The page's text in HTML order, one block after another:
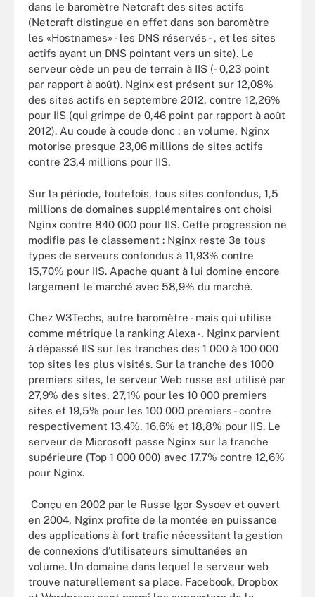
dans le baromètre Netcraft des sites actifs
(Netcraft distingue en effet dans son baromètre
les «Hostnames» - les DNS réservés - , et les sites
actifs ayant un DNS pointant vers un site). Le
serveur cède un peu de terrain à IIS (- 0,23 point
par rapport à août). Nginx est présent sur 12,08%
des sites actifs en septembre 2012, contre 12,26%
pour IIS (qui grimpe de 0,46 point par rapport à août
2012). Au coude à coude donc : en volume, Nginx
motorise presque 23,06 millions de sites actifs
contre 23,4 millions pour IIS.
Sur la période, toutefois, tous sites confondus, 1,5
millions de domaines supplémentaires ont choisi
Nginx contre 840 000 pour IIS. Cette progression ne
modifie pas le classement : Nginx reste 3e tous
types de serveurs confondus à 11,93% contre
15,70% pour IIS. Apache quant à lui domine encore
largement le marché avec 58,9% du marché.
Chez W3Techs, autre baromètre - mais qui utilise
comme métrique la ranking Alexa -, Nginx parvient
à dépassé IIS sur les tranches des 1 000 à 100 000
top sites les plus visités. Sur la tranche des 1000
premiers sites, le serveur Web russe est utilisé par
27,9% des sites, 27,1% pour les 10 000 premiers
sites et 19,5% pour les 100 000 premiers - contre
respectivement 13,4%, 16,6% et 18,8% pour IIS. Le
serveur de Microsoft passe Nginx sur la tranche
supérieure (Top 1 000 000) avec 17,7% contre 12,6%
pour Nginx.
Conçu en 2002 par le Russe Igor Sysoev et ouvert
en 2004, Nginx profite de la montée en puissance
des applications à fort trafic nécessitant la gestion
de connexions d’utilisateurs simultanées en
volume. Un domaine dans lequel le serveur web
trouve naturellement sa place. Facebook, Dropbox